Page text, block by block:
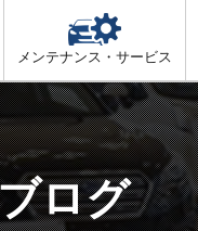
メンテナンス・サービス
ログ